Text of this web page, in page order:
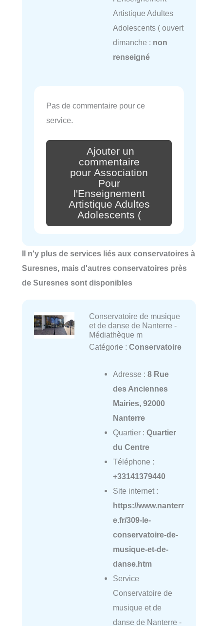
Artistique Adultes
Adolescents ( ouvert
dimanche : non
renseigné
Pas de commentaire pour ce
service.
Ajouter un
commentaire
pour Association
Pour
l'Enseignement
Artistique Adultes
Adolescents (
Il n'y plus de services liés aux conservatoires à
Suresnes, mais d'autres conservatoires près
de Suresnes sont disponibles
Conservatoire de musique
et de danse de Nanterre -
Médiathèque m
Catégorie : Conservatoire
Adresse : 8 Rue
des Anciennes
Mairies, 92000
Nanterre
Quartier : Quartier
du Centre
Téléphone :
+33141379440
Site internet :
https://www.nanterr
e.fr/309-le-
conservatoire-de-
musique-et-de-
danse.htm
Service
Conservatoire de
musique et de
danse de Nanterre -